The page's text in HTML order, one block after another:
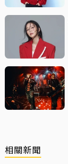
相關新聞